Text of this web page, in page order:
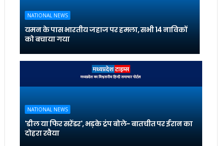
NATIONAL NEWS
यमन के पास भारतीय जहाज पर हमला, सभी 14 नाविकों
को बचाया गया
NATIONAL NEWS
'डील या फिर सरेंडर', भड़के ट्रंप बोले- बातचीत पर ईरान का
दोहरा रवैया